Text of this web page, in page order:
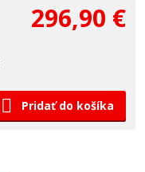
296,90 €
Pridať do košíka